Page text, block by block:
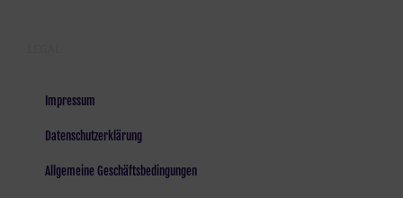
Impressum
Datenschutzerklärung
Allgemeine Geschäftsbedingungen